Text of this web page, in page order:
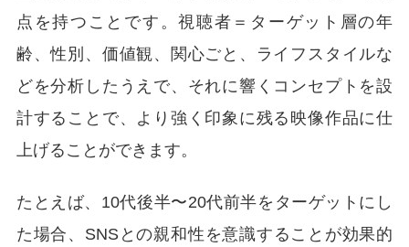
点を持つことです。視聴者＝ターゲット層の年
齢、性別、価値観、関心ごと、ライフスタイルな
どを分析したうえで、それに響くコンセプトを設
計することで、より強く印象に残る映像作品に仕
上げることができます。
たとえば、10代後半〜20代前半をターゲットにし
た場合、SNSとの親和性を意識することが効果的